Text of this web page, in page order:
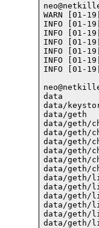
WARN [01-
INFO [01-
INFO [01-
INFO [01-
INFO [01-
INFO [01-
INFO [01-
data
data/
data/geth
data/geth/
data/geth/
data/geth/
data/geth/
data/geth/
data/geth/
data/geth/
data/geth/
data/geth/
data/geth/
data/geth/
data/geth/